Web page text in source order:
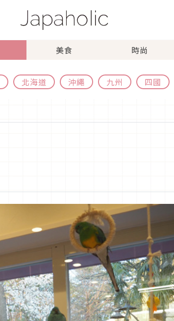
美食 時尚
北海道 沖繩 九州 四國